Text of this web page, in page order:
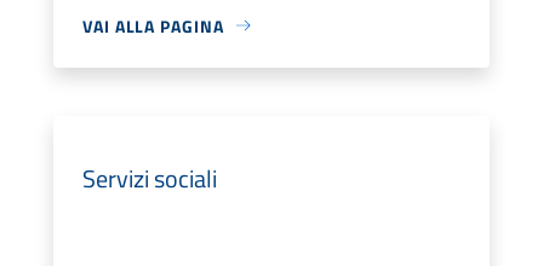
VAI ALLA PAGINA
Servizi sociali